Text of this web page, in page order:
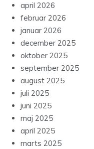
april 2026
februar 2026
januar 2026
december 2025
oktober 2025
september 2025
august 2025
juli 2025
juni 2025
maj 2025
april 2025
marts 2025